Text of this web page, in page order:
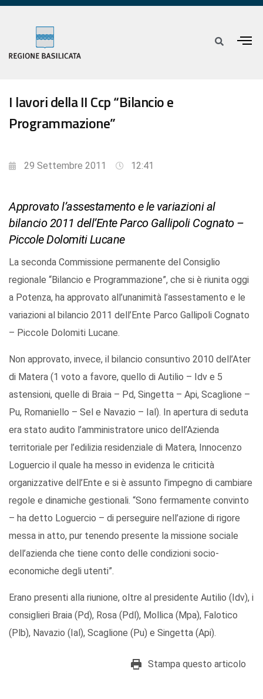
I lavori della II Ccp “Bilancio e
Programmazione”
29 Settembre 2011 12:41
Approvato l’assestamento e le variazioni al
bilancio 2011 dell’Ente Parco Gallipoli Cognato –
Piccole Dolomiti Lucane
La seconda Commissione permanente del Consiglio
regionale “Bilancio e Programmazione”, che si è riunita oggi
a Potenza, ha approvato all’unanimità l’assestamento e le
variazioni al bilancio 2011 dell’Ente Parco Gallipoli Cognato
– Piccole Dolomiti Lucane.
Non approvato, invece, il bilancio consuntivo 2010 dell’Ater
di Matera (1 voto a favore, quello di Autilio – Idv e 5
astensioni, quelle di Braia – Pd, Singetta – Api, Scaglione –
Pu, Romaniello – Sel e Navazio – Ial). In apertura di seduta
era stato audito l’amministratore unico dell’Azienda
territoriale per l’edilizia residenziale di Matera, Innocenzo
Loguercio il quale ha messo in evidenza le criticità
organizzative dell’Ente e si è assunto l’impegno di cambiare
regole e dinamiche gestionali. “Sono fermamente convinto
– ha detto Loguercio – di perseguire nell’azione di rigore
messa in atto, pur tenendo presente la missione sociale
dell’azienda che tiene conto delle condizioni socio-
economiche degli utenti”.
Erano presenti alla riunione, oltre al presidente Autilio (Idv), i
consiglieri Braia (Pd), Rosa (Pdl), Mollica (Mpa), Falotico
(Plb), Navazio (Ial), Scaglione (Pu) e Singetta (Api).
Stampa questo articolo